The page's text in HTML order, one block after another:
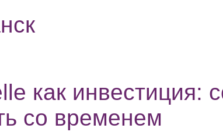
как инвестиция:
со временем